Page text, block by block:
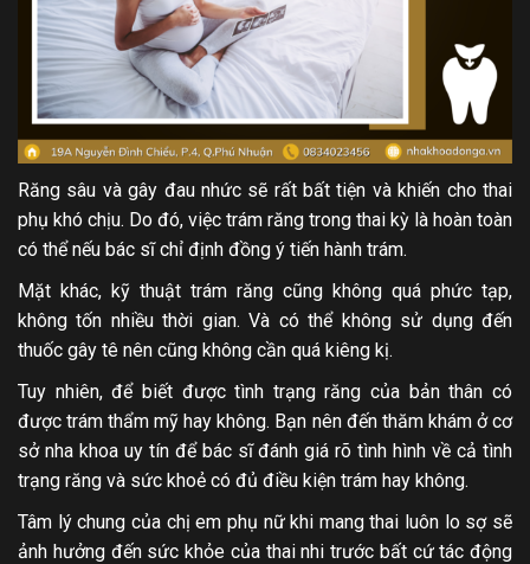
Răng sâu và gây đau nhức sẽ rất bất tiện và khiến cho thai
phụ khó chịu. Do đó, việc trám răng trong thai kỳ là hoàn toàn
có thể nếu bác sĩ chỉ định đồng ý tiến hành trám.
Mặt khác, kỹ thuật trám răng cũng không quá phức tạp,
không tốn nhiều thời gian. Và có thể không sử dụng đến
thuốc gây tê nên cũng không cần quá kiêng kị.
Tuy nhiên, để biết được tình trạng răng của bản thân có
được trám thẩm mỹ hay không. Bạn nên đến thăm khám ở cơ
sở nha khoa uy tín để bác sĩ đánh giá rõ tình hình về cả tình
trạng răng và sức khoẻ có đủ điều kiện trám hay không.
Tâm lý chung của chị em phụ nữ khi mang thai luôn lo sợ sẽ
ảnh hưởng đến sức khỏe của thai nhi trước bất cứ tác động